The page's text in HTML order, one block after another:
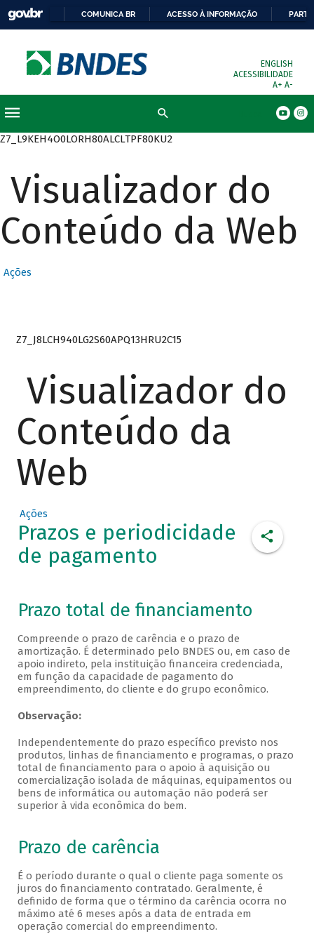
COMUNICA BR ACESSO À INFORMAÇÃO
ENGLISH
ACESSIBILIDADE
A+ A-
Z7_L9KEH4O0LORH80ALCLTPF80KU2
Visualizador do
Conteúdo da Web
Ações
Z7_J8LCH940LG2S60APQ13HRU2C15
Visualizador do
Conteúdo da
Web
Ações
Prazos e periodicidade
de pagamento
Prazo total de financiamento
Compreende o prazo de carência e o prazo de
amortização. É determinado pelo BNDES ou, em caso de
apoio indireto, pela instituição financeira credenciada,
em função da capacidade de pagamento do
empreendimento, do cliente e do grupo econômico.
Observação:
Independentemente do prazo específico previsto nos
produtos, linhas de financiamento e programas, o prazo
total de financiamento para o apoio à aquisição ou
comercialização isolada de máquinas, equipamentos ou
bens de informática ou automação não poderá ser
superior à vida econômica do bem.
Prazo de carência
É o período durante o qual o cliente paga somente os
juros do financiamento contratado. Geralmente, é
definido de forma que o término da carência ocorra no
máximo até 6 meses após a data de entrada em
operação comercial do empreendimento.